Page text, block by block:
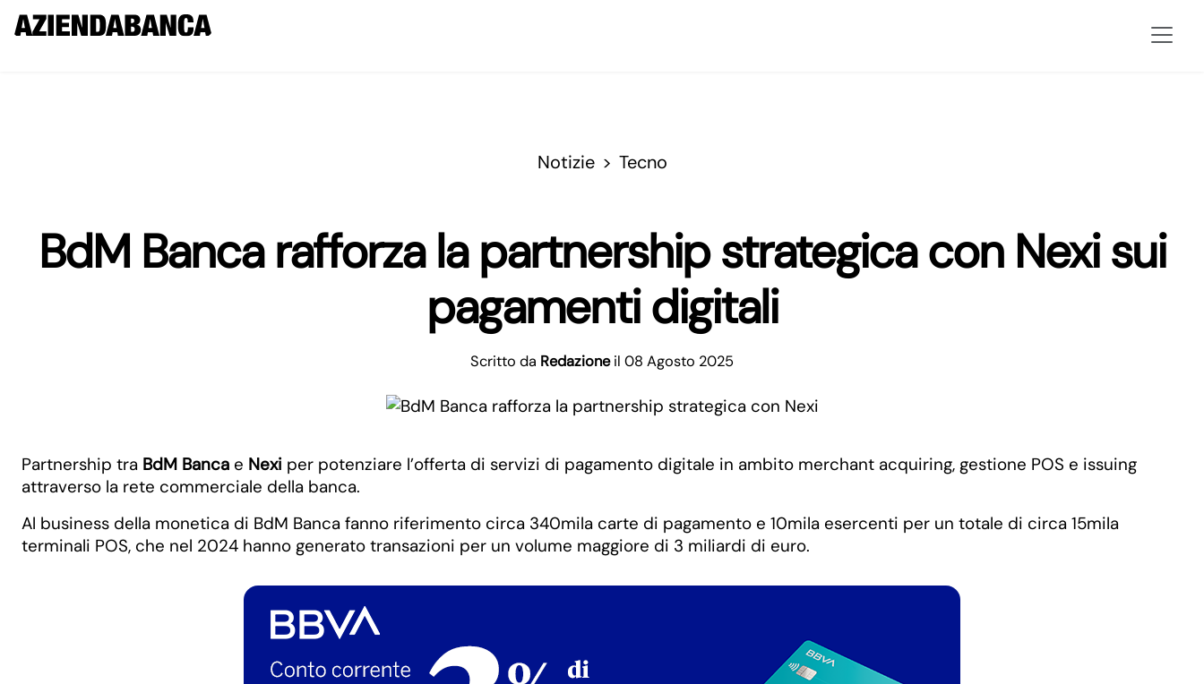
Notizie Tecno
BdM Banca rafforza la partnership strategica con Nexi sui
pagamenti digitali
Scritto da Redazione il 08 Agosto 2025
Partnership tra BdM Banca e Nexi per potenziare l’offerta di servizi di pagamento digitale in ambito merchant acquiring, gestione POS e issuing
attraverso la rete commerciale della banca.
Al business della monetica di BdM Banca fanno riferimento circa 340mila carte di pagamento e 10mila esercenti per un totale di circa 15mila
terminali POS, che nel 2024 hanno generato transazioni per un volume maggiore di 3 miliardi di euro.